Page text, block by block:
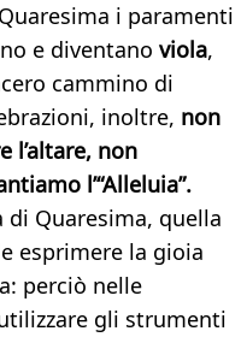
i paramenti
e diventano viola,
cammino di
inoltre, non
l’altare, non
l’“Alleluia”.
Quaresima, quella
esprimere la gioia
perciò nelle
gli strumenti